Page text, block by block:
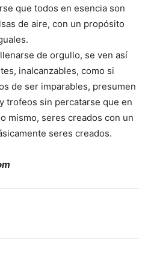
que todos en esencia son
de aire, con un propósito
de orgullo, se ven así
inalcanzables, como si
de ser imparables, presumen
trofeos sin percatarse que en
mismo, seres creados con un
seres creados.